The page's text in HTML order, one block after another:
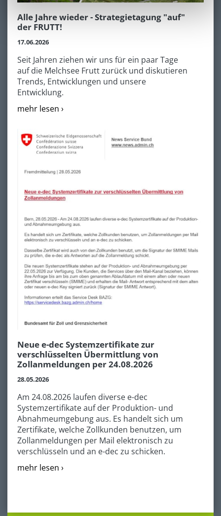
Alle Jahre wieder - Strategietagung "auf"
der FRUTT!
17.06.2026
Seit Jahren ziehen wir uns für ein paar Tage
auf die Melchsee Frutt zurück und diskutieren
Trends, Entwicklungen und unsere
Entwicklung.
mehr lesen ›
Neue e-dec Systemzertifikate zur
verschlüsselten Übermittlung von
Zollanmeldungen per 24.08.2026
28.05.2026
Am 24.08.2026 laufen diverse e-dec
Systemzertifikate auf der Produktion- und
Abnahmeumgebung aus. Es handelt sich um
Zertifikate, welche Zollkunden benutzen, um
Zollanmeldungen per Mail elektronisch zu
verschlüsseln und an e-dec zu schicken.
mehr lesen ›